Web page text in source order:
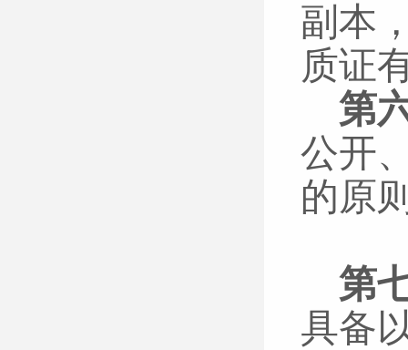
副本
质证
第
公开
的原
第
具备